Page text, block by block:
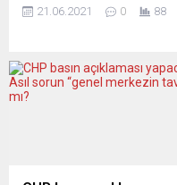
himayesinde düzenlenen
göçünün 60’ıncı yılında Ruhr
Zollverein salonlarında “Biz
buralıyız. Türk-Alman
Alman-Türk İşgücü
21.06.2021 0 88